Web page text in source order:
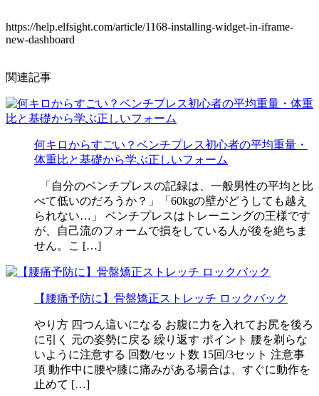
https://help.elfsight.com/article/1168-installing-widget-in-iframe-
new-dashboard
関連記事
何キロからすごい？ベンチプレス初心者の平均重量・
体重比と基礎から学ぶ正しいフォーム
「自分のベンチプレスの記録は、一般男性の平均と比
べて低いのだろうか？」「60kgの壁がどうしても越え
られない…」 ベンチプレスはトレーニングの王様です
が、自己流のフォームで損をしている人が後を絶ちま
せん。こ […]
【腰痛予防に】骨盤矯正ストレッチ ロックバック
やり方 四つん這いになる お腹に力を入れてお尻を後ろ
に引く 元の姿勢に戻る 繰り返す ポイント 腰を剃らな
いように注意する 回数/セット数 15回/3セット 注意事
項 動作中に腰や膝に痛みがある場合は、すぐに動作を
止めて […]